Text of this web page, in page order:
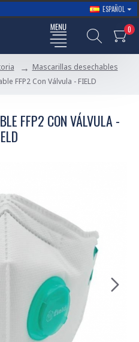
ESPAÑOL
0
Mascarillas desechables
FFP2 Con Válvula - FIELD
FFP2 CON VÁLVULA -